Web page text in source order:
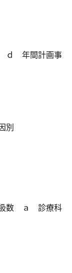
ｄ 年間計画事
別
扱数 ａ 診療科